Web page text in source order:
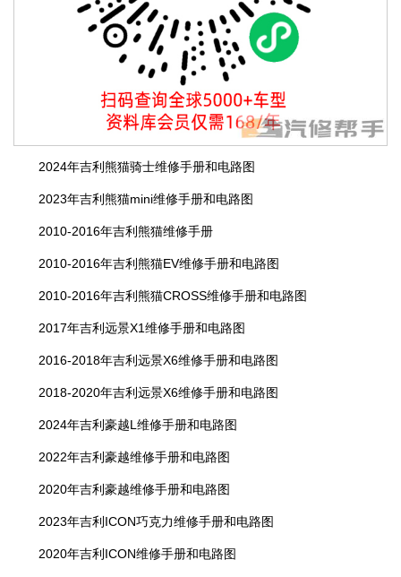
2024年吉利熊猫骑士维修手册和电路图
2023年吉利熊猫mini维修手册和电路图
2010-2016年吉利熊猫维修手册
2010-2016年吉利熊猫EV维修手册和电路图
2010-2016年吉利熊猫CROSS维修手册和电路图
2017年吉利远景X1维修手册和电路图
2016-2018年吉利远景X6维修手册和电路图
2018-2020年吉利远景X6维修手册和电路图
2024年吉利豪越L维修手册和电路图
2022年吉利豪越维修手册和电路图
2020年吉利豪越维修手册和电路图
2023年吉利ICON巧克力维修手册和电路图
2020年吉利ICON维修手册和电路图